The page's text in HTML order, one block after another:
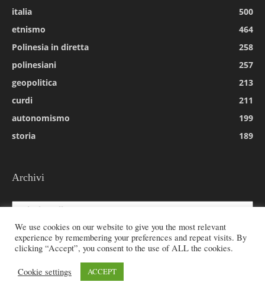
italia
500
etnismo
464
Polinesia in diretta
258
polinesiani
257
geopolitica
213
curdi
211
autonomismo
199
storia
189
Archivi
Archivi
© 2026 All rights reserved - Etnie -
Email:redazione@rivistaetnie.com
We use cookies on our website to give you the most relevant
experience by remembering your preferences and repeat visits. By
clicking “Accept”, you consent to the use of ALL the cookies.
Cookie settings ACCEPT